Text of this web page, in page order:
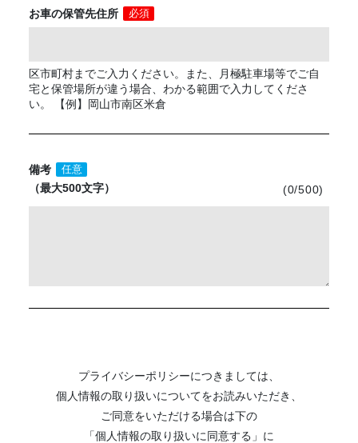
お車の保管先住所 必須
区市町村までご入力ください。また、月極駐車場等でご自
宅と保管場所が違う場合、わかる範囲で入力してくださ
い。 【例】岡山市南区米倉
備考 任意
（最大500文字） (0/500)
プライバシーポリシーにつきましては、
個人情報の取り扱いについてをお読みいただき、
ご同意をいただける場合は下の
「個人情報の取り扱いに同意する」に